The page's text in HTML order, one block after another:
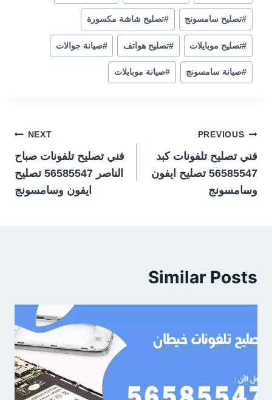
#تصليح سامسونج #تصليح شاشة مكسورة
#تصليح موبايلات #تصليح هواتف #صيانة جوالات
#صيانة سامسونج #صيانة موبايلات
تصفّح
المقالات
PREVIOUS
فني تصليح تلفونات كبد
56585547 تصليح ايفون
وسامسونج
NEXT
فني تصليح تلفونات صباح
الناصر 56585547 تصليح
ايفون وسامسونج
Similar Posts